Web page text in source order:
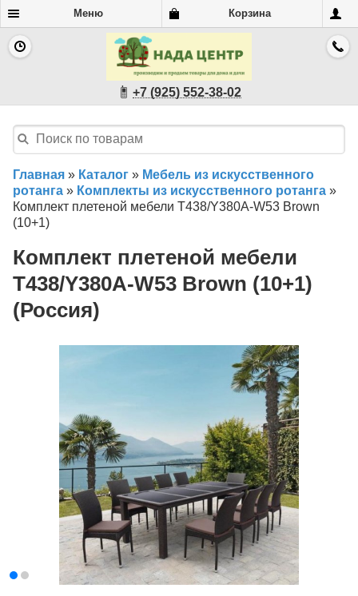
Меню Корзина
+7 (925) 552-38-02
Главная » Каталог » Мебель из искусственного
ротанга » Комплекты из искусственного ротанга »
Комплект плетеной мебели T438/Y380A-W53 Brown
(10+1)
Комплект плетеной мебели
T438/Y380A-W53 Brown (10+1)
(Россия)